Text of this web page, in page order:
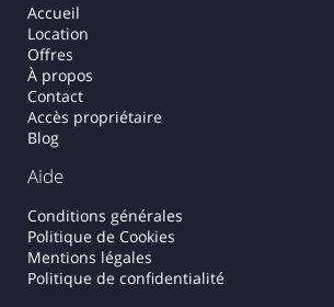
Accueil
Location
Offres
À propos
Contact
Accès propriétaire
Blog
Aide
Conditions générales
Politique de Cookies
Mentions légales
Politique de confidentialité